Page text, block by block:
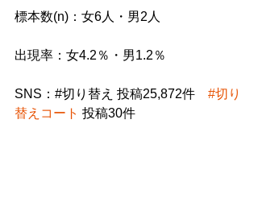
標本数(n)：女6人・男2人
出現率：女4.2％・男1.2％
SNS：#切り替え 投稿25,872件 #切り
替えコート 投稿30件